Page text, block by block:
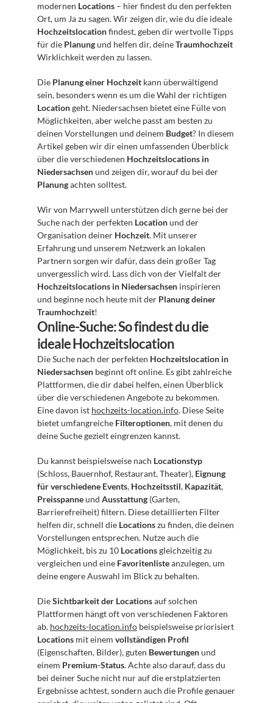
modernen Locations – hier findest du den perfekten
Hochzeitslocation findest, geben dir wertvolle Tipps
für die Planung und helfen dir, deine Traumhochzeit
Wirklichkeit werden zu lassen.
Die Planung einer Hochzeit kann überwältigend
Location geht. Niedersachsen bietet eine Fülle von
Möglichkeiten, aber welche passt am besten zu
deinen Vorstellungen und deinem Budget? In diesem
Artikel geben wir dir einen umfassenden Überblick
über die verschiedenen Hochzeitslocations in
Niedersachsen
Planung achten solltest.
Wir von Marrywell unterstützen dich gerne bei der
Suche nach der perfekten Location und der
Organisation deiner Hochzeit. Mit unserer
Erfahrung und unserem Netzwerk an lokalen
Partnern sorgen wir dafür, dass dein großer Tag
Hochzeitslocations in Niedersachsen inspirieren
und beginne noch heute mit der Planung deiner
Traumhochzeit!
Online-Suche: So findest du die
ideale Hochzeitslocation
Die Suche nach der perfekten Hochzeitslocation in
Niedersachsen beginnt oft online. Es gibt zahlreiche
Plattformen, die dir dabei helfen, einen Überblick
über die verschiedenen Angebote zu bekommen.
Eine davon ist hochzeits-location.info. Diese Seite
bietet umfangreiche Filteroptionen, mit denen du
deine Suche gezielt eingrenzen kannst.
Du kannst beispielsweise nach Locationstyp
(Schloss, Bauernhof, Restaurant, Theater), Eignung
für verschiedene Events, Hochzeitsstil, Kapazität
Preisspanne und Ausstattung (Garten,
Barrierefreiheit) filtern. Diese detaillierten Filter
helfen dir, schnell die Locations zu finden, die deinen
Vorstellungen entsprechen. Nutze auch die
Möglichkeit, bis zu 10 Locations gleichzeitig zu
vergleichen und eine Favoritenliste anzulegen, um
deine engere Auswahl im Blick zu behalten.
Die Sichtbarkeit der Locations auf solchen
Plattformen hängt oft von verschiedenen Faktoren
ab. hochzeits-location.info
Locations mit einem vollständigen Profil
(Eigenschaften, Bilder), guten Bewertungen und
einem Premium-Status. Achte also darauf, dass du
bei deiner Suche nicht nur auf die erstplatzierten
Ergebnisse achtest, sondern auch die Profile genauer